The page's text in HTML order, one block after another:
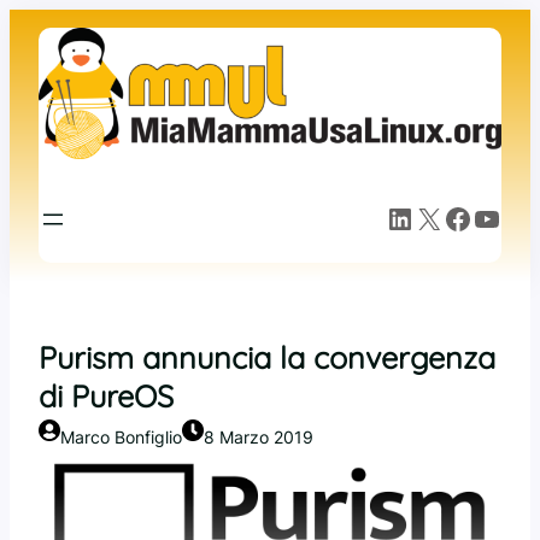
contenuto
LinkedIn X Facebook YouTube
Purism annuncia la convergenza
di PureOS
Marco Bonfiglio 8 Marzo 2019